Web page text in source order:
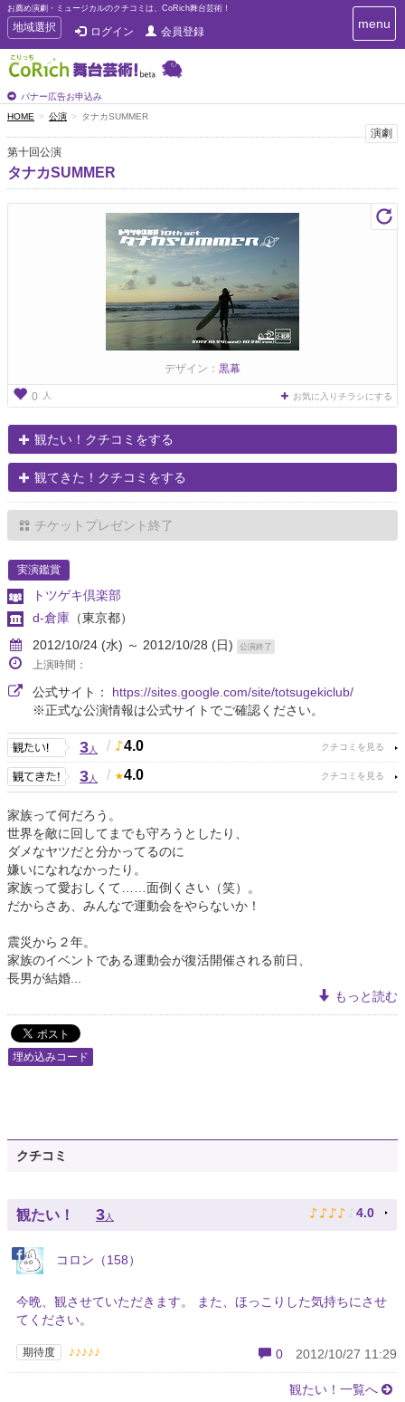
お薦め演劇・ミュージカルのクチコミは、CoRich舞台芸術！
T
o
g
g
e
n
a
v
i
g
地域選択 ログイン 会員登録
バナー広告お申込み
T
o
i
g
menu
HOME 公演 タナカSUMMER
演劇
第十回公演
タナカSUMMER
デザイン： 黒幕
0 人 お気に入りチラシにする
観たい！クチコミをする
観てきた！クチコミをする
チケットプレゼント終了
実演鑑賞
トツゲキ倶楽部
d-倉庫 （東京都）
2012/10/24 (水) ～ 2012/10/28 (日)
公演終了
上演時間：
公式サイト： https://sites.google.com/site/totsugekiclub/
※正式な公演情報は公式サイトでご確認ください。
3人 / 4.0
3人 / 4.0
家族って何だろう。
世界を敵に回してまでも守ろうとしたり、
ダメなヤツだと分かってるのに
嫌いになれなかったり。
家族って愛おしくて……面倒くさい（笑）。
だからさあ、みんなで運動会をやらないか！
震災から２年。
家族のイベントである運動会が復活開催される前日、
長男が結婚...
もっと読む
埋め込みコード
クチコミ
観たい！ 3人 ♪ ♪ ♪ ♪ ♪ 4.0
コロン（158）
今晩、観させていただきます。 また、ほっこりした気持ちにさせ
てください。
期待度 ♪♪♪♪♪ 0 2012/10/27 11:29
観たい！一覧へ